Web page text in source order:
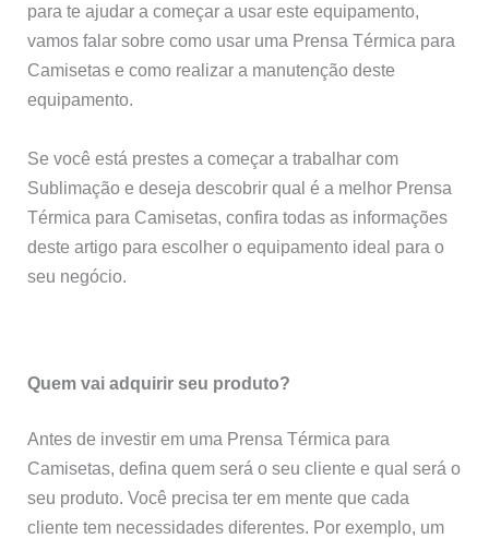
para te ajudar a começar a usar este equipamento,
vamos falar sobre como usar uma Prensa Térmica para
Camisetas e como realizar a manutenção deste
equipamento.
Se você está prestes a começar a trabalhar com
Sublimação e deseja descobrir qual é a melhor Prensa
Térmica para Camisetas, confira todas as informações
deste artigo para escolher o equipamento ideal para o
seu negócio.
Quem vai adquirir seu produto?
Antes de investir em uma Prensa Térmica para
Camisetas, defina quem será o seu cliente e qual será o
seu produto. Você precisa ter em mente que cada
cliente tem necessidades diferentes. Por exemplo, um